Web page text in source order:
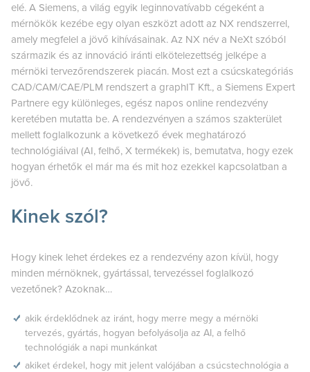
elé. A Siemens, a világ egyik leginnovatívabb cégeként a
mérnökök kezébe egy olyan eszközt adott az NX rendszerrel,
amely megfelel a jövő kihívásainak. Az NX név a NeXt szóból
származik és az innováció iránti elkötelezettség jelképe a
mérnöki tervezőrendszerek piacán. Most ezt a csúcskategóriás
CAD/CAM/CAE/PLM rendszert a graphIT Kft., a Siemens Expert
Partnere egy különleges, egész napos online rendezvény
keretében mutatta be. A rendezvényen a számos szakterület
mellett foglalkozunk a következő évek meghatározó
technológiáival (AI, felhő, X termékek) is, bemutatva, hogy ezek
hogyan érhetők el már ma és mit hoz ezekkel kapcsolatban a
jövő.
Kinek szól?
Hogy kinek lehet érdekes ez a rendezvény azon kívül, hogy
minden mérnöknek, gyártással, tervezéssel foglalkozó
vezetőnek? Azoknak…
akik érdeklődnek az iránt, hogy merre megy a mérnöki
tervezés, gyártás, hogyan befolyásolja az AI, a felhő
technológiák a napi munkánkat
akiket érdekel, hogy mit jelent valójában a csúcstechnológia a